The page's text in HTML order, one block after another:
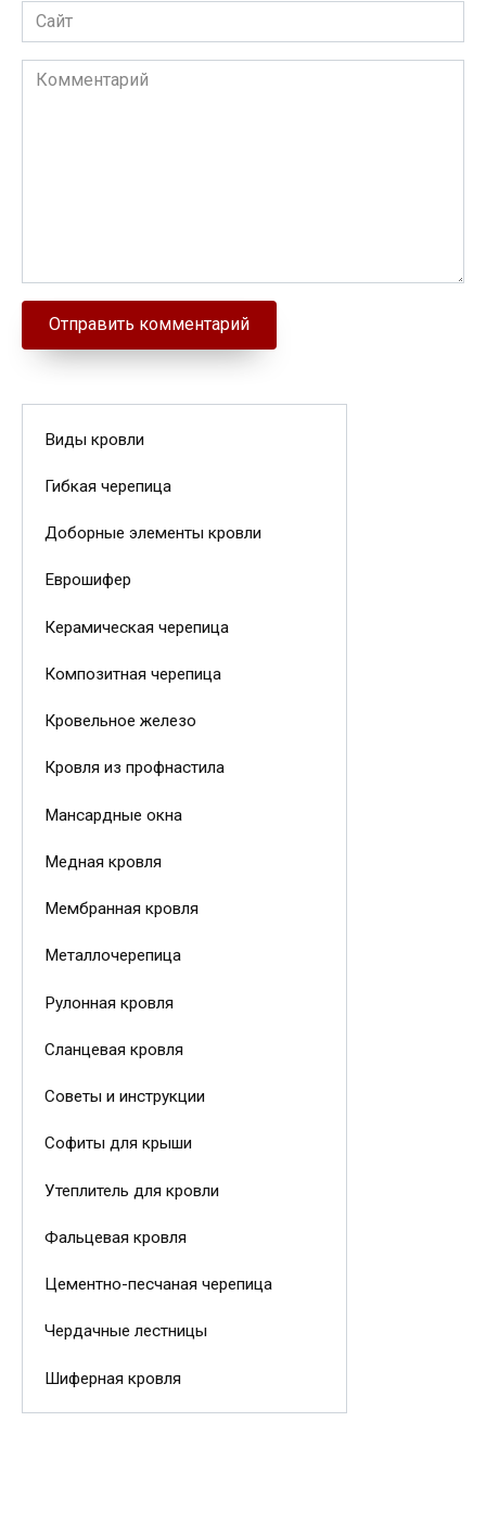
Сайт
Комментарий
Виды кровли
Гибкая черепица
Доборные элементы кровли
Еврошифер
Керамическая черепица
Композитная черепица
Кровельное железо
Кровля из профнастила
Мансардные окна
Медная кровля
Мембранная кровля
Металлочерепица
Рулонная кровля
Сланцевая кровля
Советы и инструкции
Софиты для крыши
Утеплитель для кровли
Фальцевая кровля
Цементно-песчаная черепица
Чердачные лестницы
Шиферная кровля